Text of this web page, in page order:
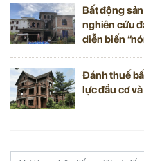
Bất động
nghiên cứu
diễn biến
Đánh thuế
lực đầu cơ